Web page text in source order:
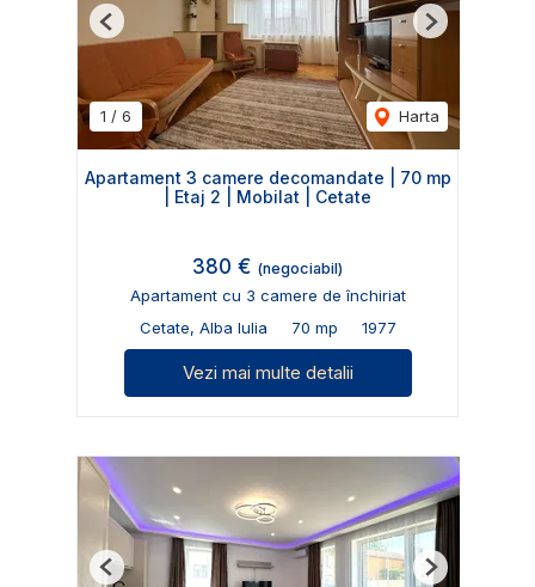
1 / 6 Harta
Previous Next
Apartament 3 camere decomandate | 70 mp
| Etaj 2 | Mobilat | Cetate
380 € (negociabil)
Apartament cu 3 camere de închiriat
Cetate, Alba Iulia
70 mp 1977
Vezi mai multe detalii
Previous Next